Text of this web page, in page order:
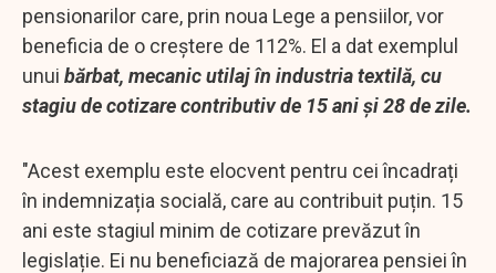
pensionarilor care, prin noua Lege a pensiilor, vor
beneficia de o creștere de 112%. El a dat exemplul
unui bărbat, mecanic utilaj în industria textilă, cu
stagiu de cotizare contributiv de 15 ani și 28 de zile.
"Acest exemplu este elocvent pentru cei încadrați
în indemnizația socială, care au contribuit puțin. 15
ani este stagiul minim de cotizare prevăzut în
legislație. Ei nu beneficiază de majorarea pensiei în